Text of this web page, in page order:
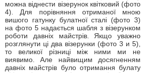
можна віднести візерунок квітковий (фото
4). Для порівняння отриманої мною
вишого гатунку булатної сталі (фото 3)
на фото 5 надається шабля з візерунком
роботи давніх майстрів. Якщо уважно
розглянути ці два візерунки (фото 3 и 5),
то великої різниці між ними ми не
виявимо. Але найвищим досягненням
давніх майстрів було отримання булату